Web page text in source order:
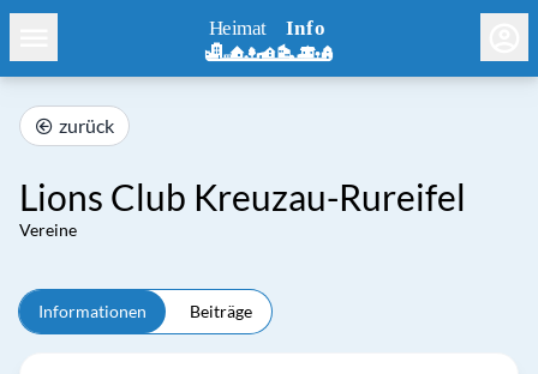
zurück
Lions Club Kreuzau-Rureifel
Vereine
Informationen Beiträge